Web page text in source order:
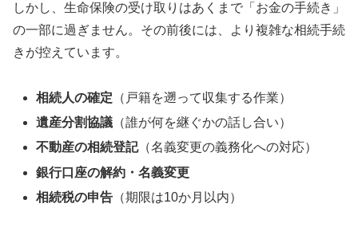
しかし、生命保険の受け取りはあくまで「お金の手続き」
の一部に過ぎません。その前後には、より複雑な相続手続
きが控えています。
相続人の確定 （戸籍を遡って収集する作業）
遺産分割協議 （誰が何を継ぐかの話し合い）
不動産の相続登記（名義変更の義務化への対応）
銀行口座の解約・名義変更
相続税の申告 （期限は10か月以内）